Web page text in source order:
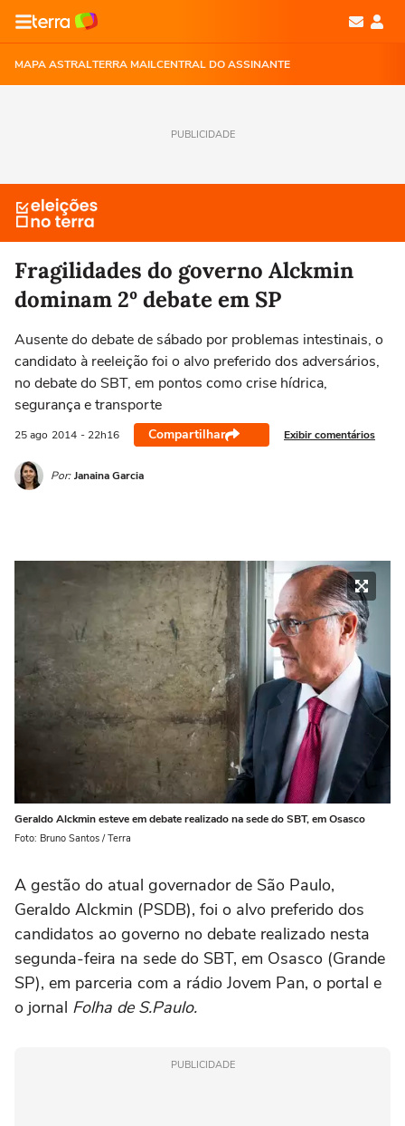
MAPA ASTRALTERRA MAILCENTRAL DO ASSINANTE
PUBLICIDADE
Fragilidades do governo Alckmin
dominam 2º debate em SP
Ausente do debate de sábado por problemas intestinais, o
candidato à reeleição foi o alvo preferido dos adversários,
no debate do SBT, em pontos como crise hídrica,
segurança e transporte
25 ago 2014 - 22h16 Compartilhar Exibir comentários
Por: Janaina Garcia
Geraldo Alckmin esteve em debate realizado na sede do SBT, em Osasco
Foto: Bruno Santos / Terra
A gestão do atual governador de São Paulo,
Geraldo Alckmin (PSDB), foi o alvo preferido dos
candidatos ao governo no debate realizado nesta
segunda-feira na sede do SBT, em Osasco (Grande
SP), em parceria com a rádio Jovem Pan, o portal e
o jornal Folha de S.Paulo.
PUBLICIDADE